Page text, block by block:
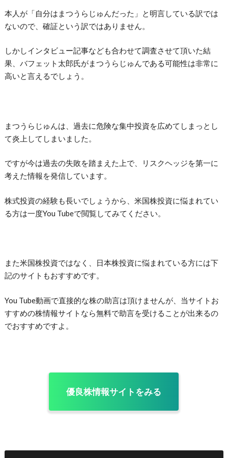
本人が「自分はまつうらじゅんだった」と明言している訳では
ないので、確証という訳ではありません。
しかしインタビュー記事なども合わせて調査させて頂いた結
果、バフェット太郎氏がまつうらじゅんである可能性は非常に
高いと言えるでしょう。
まつうらじゅんは、過去に危険な集中投資を広めてしまっとし
て炎上してしまいました。
ですが今は過去の失敗を踏まえた上で、リスクヘッジを第一に
考えた情報を発信しています。
株式投資の経験も長いでしょうから、米国株投資に悩まれてい
る方は一度You Tubeで閲覧してみてください。
また米国株投資ではなく、日本株投資に悩まれている方には下
記のサイトもおすすめです。
You Tube動画で直接的な株の助言は頂けませんが、当サイトお
すすめの株情報サイトなら無料で助言を受けることが出来るの
でおすすめですよ。
優良株情報サイトをみる